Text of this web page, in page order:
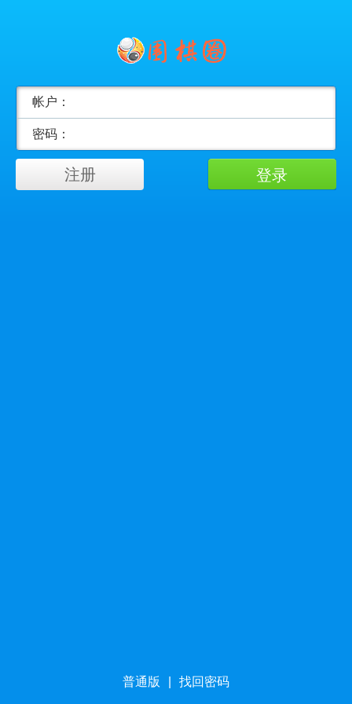
帐户：
密码：
普通版 找回密码